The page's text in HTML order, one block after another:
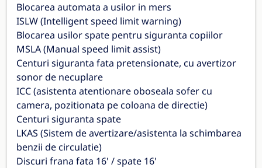
Blocarea automata a usilor in mers
ISLW (Intelligent speed limit warning)
Blocarea usilor spate pentru siguranta copiilor
MSLA (Manual speed limit assist)
Centuri siguranta fata pretensionate, cu avertizor
sonor de necuplare
ICC (asistenta atentionare oboseala sofer cu
camera, pozitionata pe coloana de directie)
Centuri siguranta spate
LKAS (Sistem de avertizare/asistenta la schimbarea
benzii de circulatie)
Discuri frana fata 16' / spate 16'